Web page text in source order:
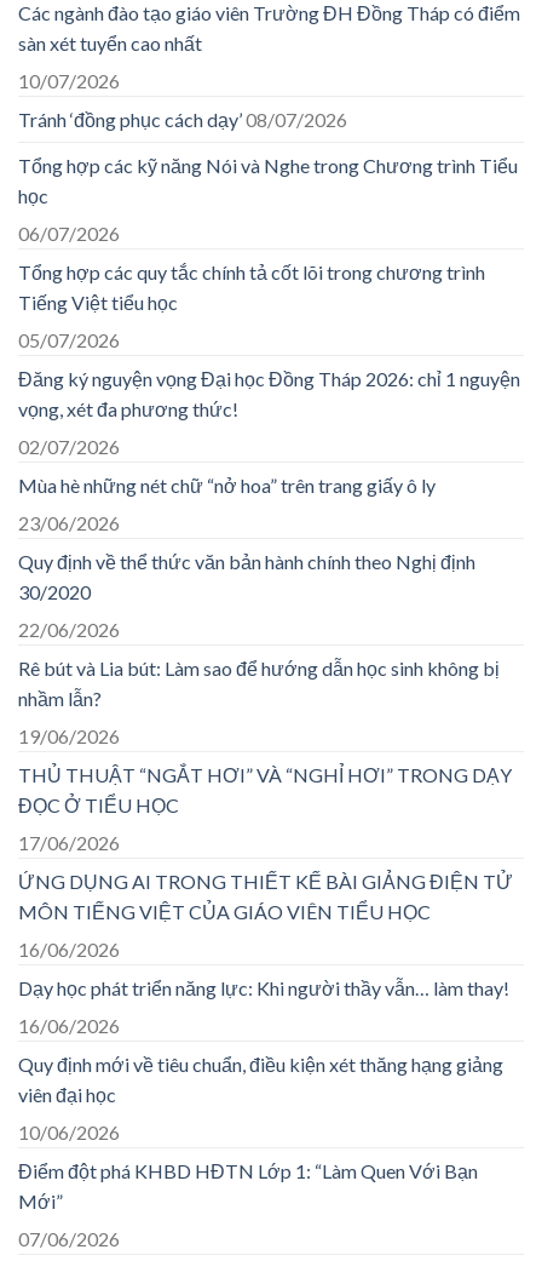
Các ngành đào tạo giáo viên Trường ĐH Đồng Tháp có điểm
sàn xét tuyển cao nhất
10/07/2026
Tránh ‘đồng phục cách dạy’08/07/2026
Tổng hợp các kỹ năng Nói và Nghe trong Chương trình Tiểu
học
06/07/2026
Tổng hợp các quy tắc chính tả cốt lõi trong chương trình
Tiếng Việt tiểu học
05/07/2026
Đăng ký nguyện vọng Đại học Đồng Tháp 2026: chỉ 1 nguyện
vọng, xét đa phương thức!
02/07/2026
Mùa hè những nét chữ “nở hoa” trên trang giấy ô ly
23/06/2026
Quy định về thể thức văn bản hành chính theo Nghị định
30/2020
22/06/2026
Rê bút và Lia bút: Làm sao để hướng dẫn học sinh không bị
nhầm lẫn?
19/06/2026
THỦ THUẬT “NGẮT HƠI” VÀ “NGHỈ HƠI” TRONG DẠY
ĐỌC Ở TIỂU HỌC
17/06/2026
ỨNG DỤNG AI TRONG THIẾT KẾ BÀI GIẢNG ĐIỆN TỬ
MÔN TIẾNG VIỆT CỦA GIÁO VIÊN TIỂU HỌC
16/06/2026
Dạy học phát triển năng lực: Khi người thầy vẫn… làm thay!
16/06/2026
Quy định mới về tiêu chuẩn, điều kiện xét thăng hạng giảng
viên đại học
10/06/2026
Điểm đột phá KHBD HĐTN Lớp 1: “Làm Quen Với Bạn
Mới”
07/06/2026